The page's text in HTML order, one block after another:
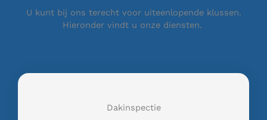
U kunt bij ons terecht voor uiteenlopende klussen.
Hieronder vindt u onze diensten.
Dakinspectie